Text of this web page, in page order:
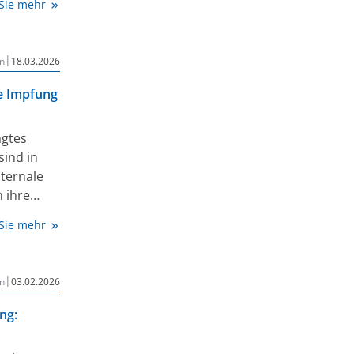
mehr
| 18.03.2026
Impfung
in
ihre
mehr
|03.02.2026